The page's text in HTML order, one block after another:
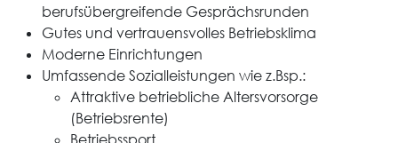
berufsübergreifende Gesprächsrunden
Gutes und vertrauensvolles Betriebsklima
Moderne Einrichtungen
Umfassende Sozialleistungen wie z.Bsp.:
Attraktive betriebliche Altersvorsorge
(Betriebsrente)
Betriebssport